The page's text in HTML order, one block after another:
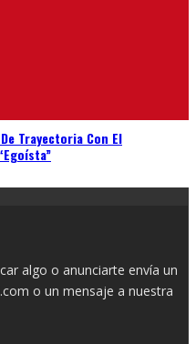
Trayectoria Con El
algo o anunciarte envía un
o un mensaje a nuestra